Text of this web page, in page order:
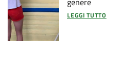
LEGGI TUTTO